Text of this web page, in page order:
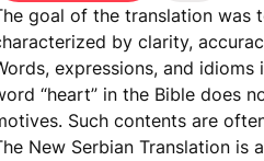
goal of the translation was
by clarity,
expressions, and
“heart” in the Bible does
Such contents are
New Serbian Translation is